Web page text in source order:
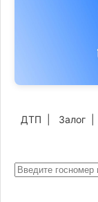
ДТП Залог